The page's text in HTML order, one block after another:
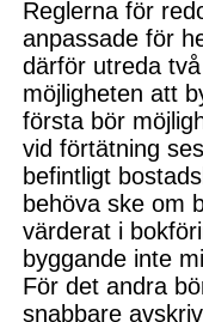
Reglerna för
anpassade för
därför utreda
möjligheten att
första bör
vid förtätning
befintligt
behöva ske om
värderat i
byggande inte
För det andra
snabbare